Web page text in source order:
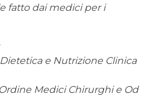
fatto dai medici per i
e Nutrizione Clinica
Medici Chirurghi e Od